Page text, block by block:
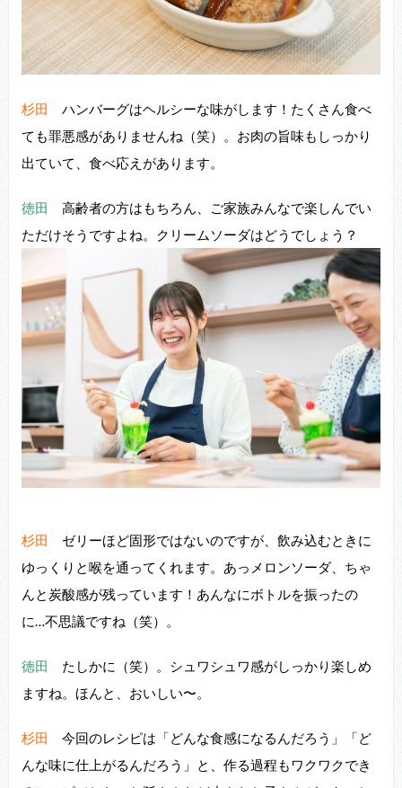
杉田 ハンバーグはヘルシーな味がします！たくさん⾷べ
ても罪悪感がありませんね（笑）。お⾁の旨味もしっかり
出ていて、⾷べ応えがあります。
徳田 ⾼齢者の⽅はもちろん、ご家族みんなで楽しんでい
ただけそうですよね。クリームソーダはどうでしょう？
杉田 ゼリーほど固形ではないのですが、飲み込むときに
ゆっくりと喉を通ってくれます。あっメロンソーダ、ちゃ
んと炭酸感が残っています！あんなにボトルを振ったの
に…不思議ですね（笑）。
徳田 たしかに（笑）。シュワシュワ感がしっかり楽しめ
ますね。ほんと、おいしい〜。
杉田 今回のレシピは「どんな⾷感になるんだろう」「ど
んな味に仕上がるんだろう」と、作る過程もワクワクでき